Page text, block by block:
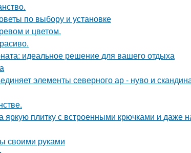
по выбору и установке
и цветом.
идеальное решение для вашего отдыха
элементы северного ар - нуво и
яркую плитку с встроенными крючками и даже
своими руками